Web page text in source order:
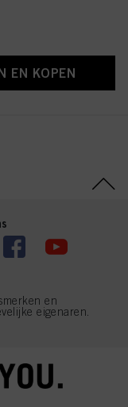
EN KOPEN
en
eigenaren.